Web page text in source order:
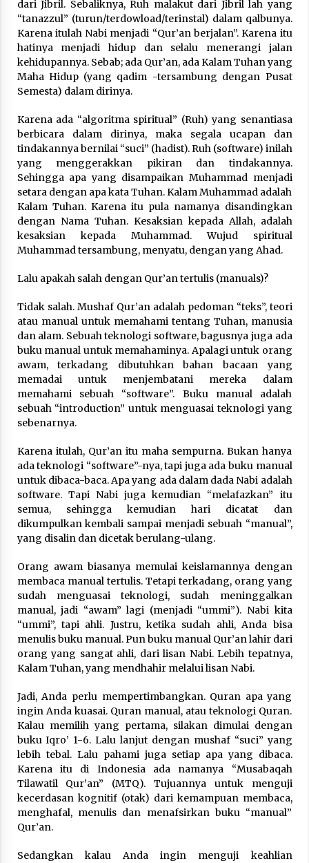
dari Jibril. Sebaliknya, Ruh malakut dari Jibril lah yang
“tanazzul” (turun/terdowload/terinstal) dalam qalbunya.
Karena itulah Nabi menjadi “Qur’an berjalan”. Karena itu
hatinya menjadi hidup dan selalu menerangi jalan
kehidupannya. Sebab; ada Qur’an, ada Kalam Tuhan yang
Maha Hidup (yang qadim -tersambung dengan Pusat
Semesta) dalam dirinya.
Karena ada “algoritma spiritual” (Ruh) yang senantiasa
berbicara dalam dirinya, maka segala ucapan dan
tindakannya bernilai “suci” (hadist). Ruh (software) inilah
yang menggerakkan pikiran dan tindakannya.
Sehingga apa yang disampaikan Muhammad menjadi
setara dengan apa kata Tuhan. Kalam Muhammad adalah
Kalam Tuhan. Karena itu pula namanya disandingkan
dengan Nama Tuhan. Kesaksian kepada Allah, adalah
kesaksian kepada Muhammad. Wujud spiritual
Muhammad tersambung, menyatu, dengan yang Ahad.
Lalu apakah salah dengan Qur’an tertulis (manuals)?
Tidak salah. Mushaf Qur’an adalah pedoman “teks”, teori
atau manual untuk memahami tentang Tuhan, manusia
dan alam. Sebuah teknologi software, bagusnya juga ada
buku manual untuk memahaminya. Apalagi untuk orang
awam, terkadang dibutuhkan bahan bacaan yang
memadai untuk menjembatani mereka dalam
memahami sebuah “software”. Buku manual adalah
sebuah “introduction” untuk menguasai teknologi yang
sebenarnya.
Karena itulah, Qur’an itu maha sempurna. Bukan hanya
ada teknologi “software”-nya, tapi juga ada buku manual
untuk dibaca-baca. Apa yang ada dalam dada Nabi adalah
software. Tapi Nabi juga kemudian “melafazkan” itu
semua, sehingga kemudian hari dicatat dan
dikumpulkan kembali sampai menjadi sebuah “manual”,
yang disalin dan dicetak berulang-ulang.
Orang awam biasanya memulai keislamannya dengan
membaca manual tertulis. Tetapi terkadang, orang yang
sudah menguasai teknologi, sudah meninggalkan
manual, jadi “awam” lagi (menjadi “ummi”). Nabi kita
“ummi”, tapi ahli. Justru, ketika sudah ahli, Anda bisa
menulis buku manual. Pun buku manual Qur’an lahir dari
orang yang sangat ahli, dari lisan Nabi. Lebih tepatnya,
Kalam Tuhan, yang mendhahir melalui lisan Nabi.
Jadi, Anda perlu mempertimbangkan. Quran apa yang
ingin Anda kuasai. Quran manual, atau teknologi Quran.
Kalau memilih yang pertama, silakan dimulai dengan
buku Iqro’ 1-6. Lalu lanjut dengan mushaf “suci” yang
lebih tebal. Lalu pahami juga setiap apa yang dibaca.
Karena itu di Indonesia ada namanya “Musabaqah
Tilawatil Qur’an” (MTQ). Tujuannya untuk menguji
kecerdasan kognitif (otak) dari kemampuan membaca,
menghafal, menulis dan menafsirkan buku “manual”
Qur’an.
Sedangkan kalau Anda ingin menguji keahlian